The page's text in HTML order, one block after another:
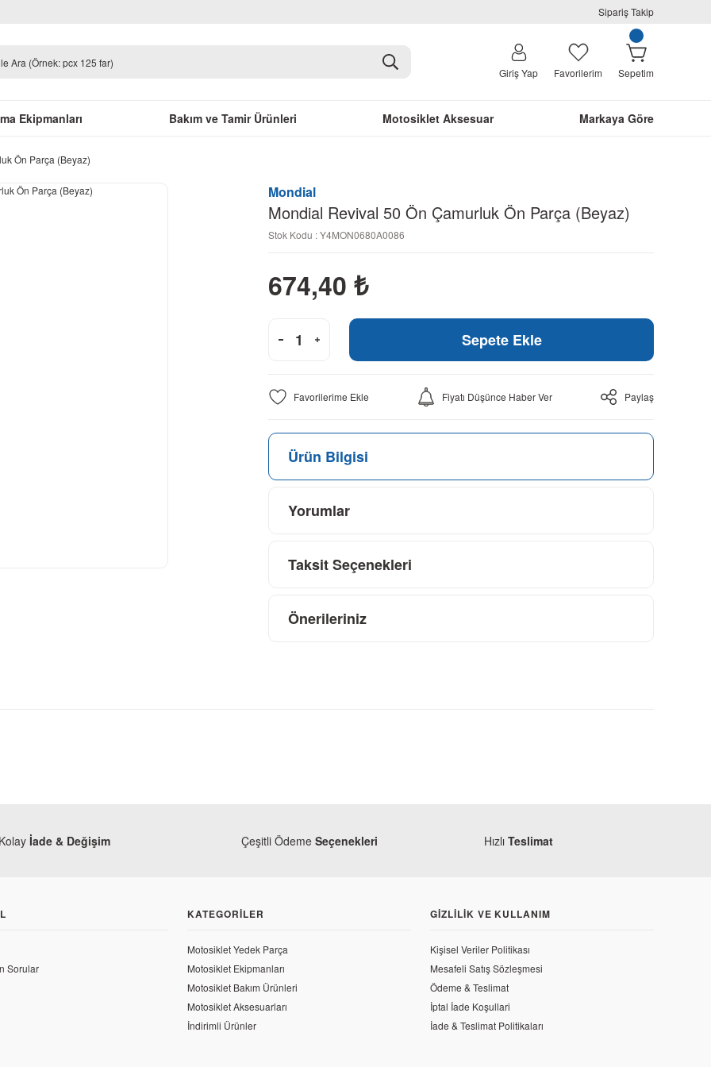
Sipariş Takip
Giriş Yap Favorilerim Sepetim
Ekipmanları Bakım ve Tamir Ürünleri Motosiklet Aksesuar Markaya Göre
Ön Parça (Beyaz)
Mondial
Mondial Revival 50 Ön Çamurluk Ön Parça (Beyaz)
Stok Kodu : Y4MON0680A0086
674,40 ₺
Sepete Ekle
Fiyatı Düşünce Haber Ver Paylaş
Ürün Bilgisi
Yorumlar
Taksit Seçenekleri
Önerileriniz
50 Kilometre Tablası
Mondial
Mondial Revival 50 Ayaklık Ana Gövde
823,50 TL
Mondial Revival 50 Ön İç Panel
863,19 TL
Kolay İade & Değişim Çeşitli Ödeme Seçenekleri Hızlı Teslimat
Sorular
KATEGORILER
Motosiklet Yedek Parça
Motosiklet Ekipmanları
Motosiklet Bakım Ürünleri
Motosiklet Aksesuarları
İndirimli Ürünler
GIZLILIK VE KULLANIM
Kişisel Veriler Politikası
Mesafeli Satış Sözleşmesi
Ödeme & Teslimat
İptal İade Koşullari
İade & Teslimat Politikaları